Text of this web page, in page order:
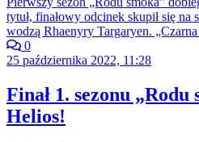
tytuł, finałowy odcinek skupił się
wodzą Rhaenyry Targaryen.
0
25 października 2022, 11:28
Finał 1. sezonu
Helios!